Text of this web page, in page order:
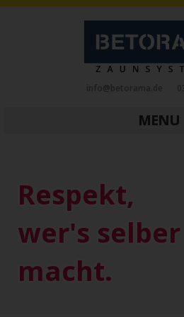
MENU
Schiebetore Drehtore
Referenzen
Downloads Zubehör
Tore
ALUMINIUM
Respekt,
wer's selber
macht.